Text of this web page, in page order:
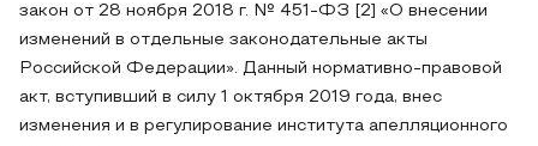
закон от 28 ноября 2018 г. № 451-ФЗ [2] «О внесении
изменений в отдельные законодательные акты
Российской Федерации». Данный нормативно-правовой
акт, вступивший в силу 1 октября 2019 года, внес
изменения и в регулирование института апелляционного